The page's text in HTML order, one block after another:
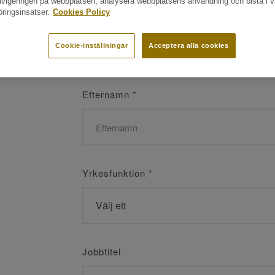
Namn
Efternamn *
Yrkesfunktion *
Jobbtitel
Cookies Policy
Acceptera alla cookies
Cookie-inställningar